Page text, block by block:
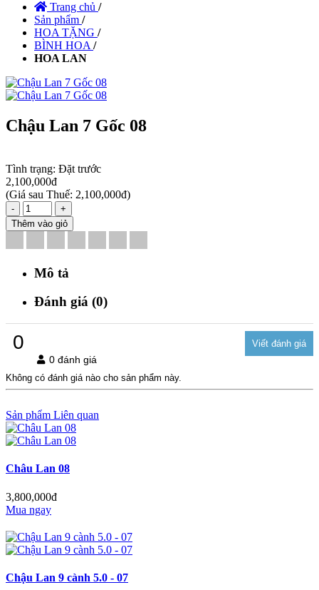
Trang chủ /
Sản phẩm /
HOA TẶNG /
BÌNH HOA /
HOA LAN
Chậu Lan 7 Gốc 08
Tình trạng: Đặt trước
2,100,000đ
(Giá sau Thuế: 2,100,000đ)
-
+
Thêm vào giỏ
Mô tả
Đánh giá (0)
0
0 đánh giá
Không có đánh giá nào cho sản phẩm này.
Sản phẩm Liên quan
Châu Lan 08
3,800,000đ
Mua ngay
Chậu Lan 9 cành 5.0 - 07